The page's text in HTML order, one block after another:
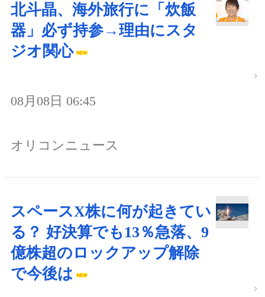
北斗晶、海外旅行に「炊飯
器」必ず持参→理由にスタ
ジオ関心
08月08日 06:45
オリコンニュース
スペースX株に何が起きてい
る？ 好決算でも13％急落、9
億株超のロックアップ解除
で今後は